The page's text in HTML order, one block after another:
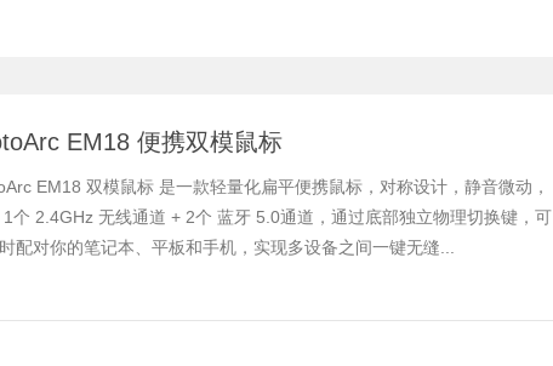
EM18 便携双模鼠标
EM18 双模鼠标 是一款轻量化扁平便携鼠标，对称设计，静音微动，
1个 2.4GHz 无线通道 + 2个 蓝牙 5.0通道，通过底部独立物理切换键，可
配对你的笔记本、平板和手机，实现多设备之间一键无缝...